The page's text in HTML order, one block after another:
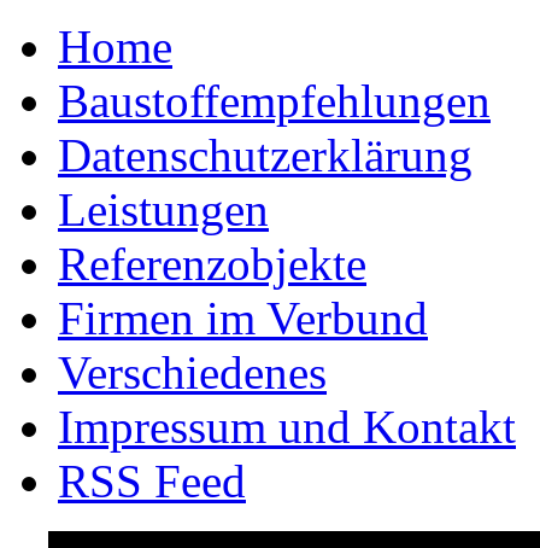
Home
Baustoffempfehlungen
Datenschutzerklärung
Leistungen
Referenzobjekte
Firmen im Verbund
Verschiedenes
Impressum und Kontakt
RSS Feed